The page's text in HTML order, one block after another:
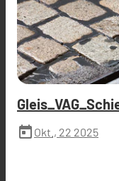
today Okt., 22 2025